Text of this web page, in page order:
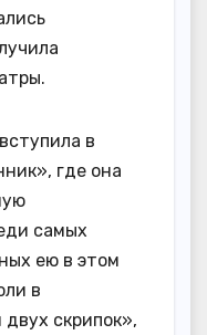
в
где она
самых
ею в этом
в
скрипок»,